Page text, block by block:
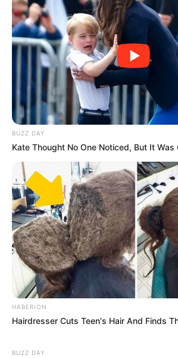
Serem! 9 Chat Ojek Online &
Pelanggan Ini Bikin Auto
Merinding
BUZZ DAY
Kate Thought No One Noticed, But It Was
HABERION
Hairdresser Cuts Teen's Hair And Finds
BUZZ DAY